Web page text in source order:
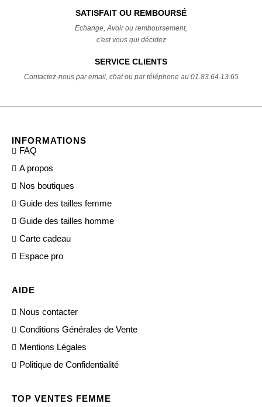
SATISFAIT OU REMBOURSÉ
Echange, Avoir ou remboursement,
c'est vous qui décidez
SERVICE CLIENTS
Contactez-nous par email, chat ou par téléphone au 01.83.64.13.65
INFORMATIONS
FAQ
A propos
Nos boutiques
Guide des tailles femme
Guide des tailles homme
Carte cadeau
Espace pro
AIDE
Nous contacter
Conditions Générales de Vente
Mentions Légales
Politique de Confidentialité
TOP VENTES FEMME